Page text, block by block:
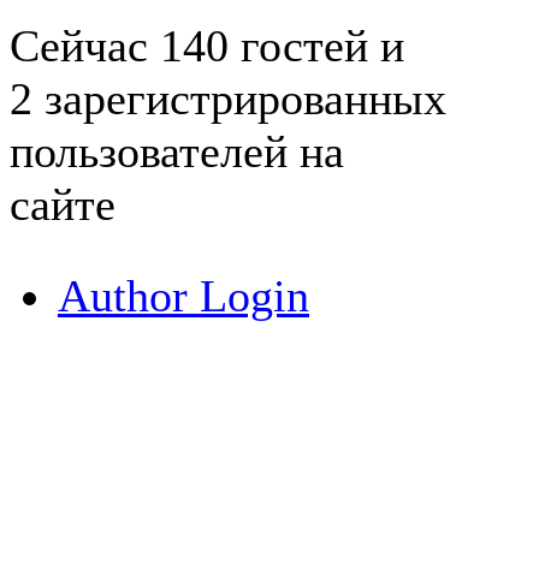
Сейчас 140 гостей и
2 зарегистрированных
пользователей на
сайте
Author Login